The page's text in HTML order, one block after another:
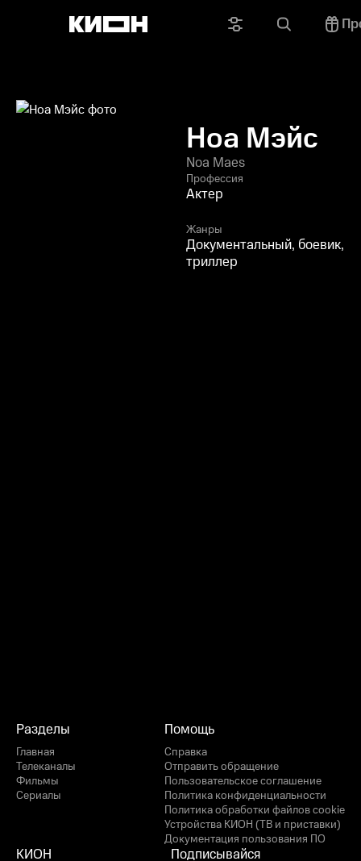
Ноа Мэйс
Noa Maes
Профессия
Актер
Жанры
Документальный, боевик,
триллер
Разделы
Главная
Телеканалы
Фильмы
Сериалы
Помощь
Справка
Отправить обращение
Пользовательское соглашение
Политика конфиденциальности
Политика обработки файлов cookie
Устройства КИОН (ТВ и приставки)
Документация пользования ПО
КИОН Подписывайся